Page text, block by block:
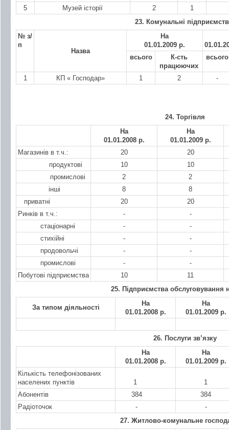
5
Музей історії 2 1
23. Комунальні
№ з/
п
Назва
На
01.01.2009 р.
всього
К-сть
працюючих
всього
1 КП « Господар» 1 2 -
24. Торгівля
На
01.01.2008 р.
На
01.01.2009 р.
Магазинів в т.ч.:
20
20
продуктові
10
10
промислові
2
2
інші
8
8
приватні
20
20
Ринків в т.ч.:
-
-
стаціонарні -
-
стихійні -
-
продовольчі -
-
промислові -
-
Побутові підприємства
10
11
25. Підприємства обслуговування
За типом діяльності
На
01.01.2008 р.
На
01.01.2009 р.
26. Послуги зв’язку
На
01.01.2008 р.
На
01.01.2009 р.
Кількість телефонізованих
населених пунктів
1
1
Абонентів
384
384
Радіоточок
-
-
27. Житлово-комунальне